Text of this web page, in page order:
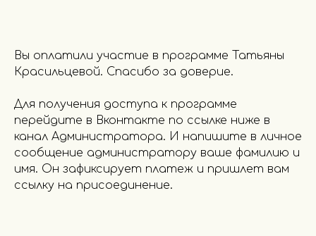
Вы оплатили участие в программе Татьяны
Красильцевой. Спасибо за доверие.
Для получения доступа к программе
перейдите в Вконтакте по ссылке ниже в
канал Администратора. И напишите в личное
сообщение администратору ваше фамилию и
имя. Он зафиксирует платеж и пришлет вам
ссылку на присоединение.